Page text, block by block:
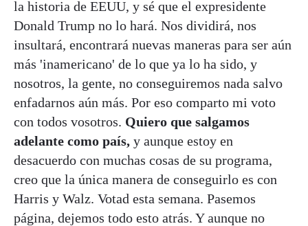
la historia de EEUU, y sé que el expresidente
Donald Trump no lo hará. Nos dividirá, nos
insultará, encontrará nuevas maneras para ser aún
más 'inamericano' de lo que ya lo ha sido, y
nosotros, la gente, no conseguiremos nada salvo
enfadarnos aún más. Por eso comparto mi voto
con todos vosotros. Quiero que salgamos
adelante como país, y aunque estoy en
desacuerdo con muchas cosas de su programa,
creo que la única manera de conseguirlo es con
Harris y Walz. Votad esta semana. Pasemos
página, dejemos todo esto atrás. Y aunque no